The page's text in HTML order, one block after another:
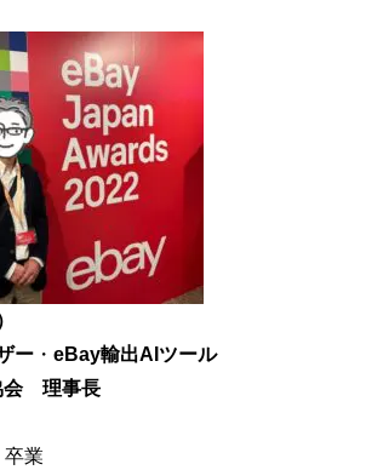
ー ・eBay輸出AIツール
会 理事長
卒業